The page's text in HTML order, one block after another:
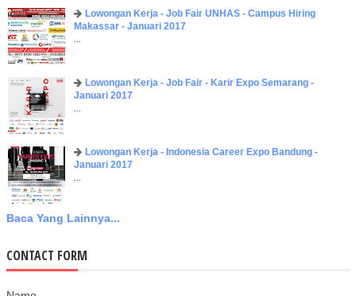
Lowongan Kerja - Job Fair UNHAS - Campus Hiring
Makassar - Januari 2017
Lowongan Kerja - Job Fair - Karir Expo Semarang -
Januari 2017
Lowongan Kerja - Indonesia Career Expo Bandung -
Januari 2017
Baca Yang Lainnya...
CONTACT FORM